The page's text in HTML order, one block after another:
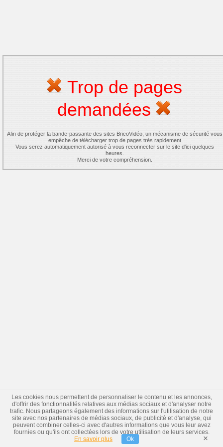
Trop de pages
demandées
Afin de protéger la bande-passante des sites BricoVidéo, un mécanisme de sécurité vous
empêche de télécharger trop de pages très rapidement
Vous serez automatiquement autorisé à vous reconnecter sur le site d'ici quelques
heures.
Merci de votre compréhension.
Les cookies nous permettent de personnaliser le contenu et les annonces,
d'offrir des fonctionnalités relatives aux médias sociaux et d'analyser notre
trafic. Nous partageons également des informations sur l'utilisation de notre
site avec nos partenaires de médias sociaux, de publicité et d'analyse, qui
peuvent combiner celles-ci avec d'autres informations que vous leur avez
fournies ou qu'ils ont collectées lors de votre utilisation de leurs services.
En savoir plus
Ok ×